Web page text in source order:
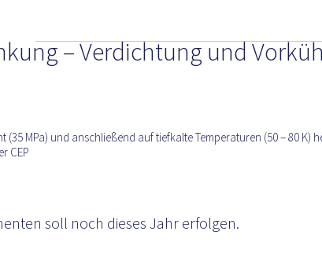
– Verdichtung und
MPa) und anschließend auf tiefkalte Temperaturen (50 – 80 K)
CEP
soll noch dieses Jahr erfolgen.